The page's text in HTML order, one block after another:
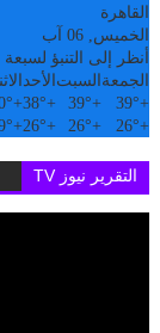
القاهرة
الخميس, 06 آب
أنظر إلى التنبؤ لسبعة
الجمعة السبت الأحد
+
39°
+
39°
+
38°
+
+
26°
+
26°
+
26°
+
التقرير نيوز TV